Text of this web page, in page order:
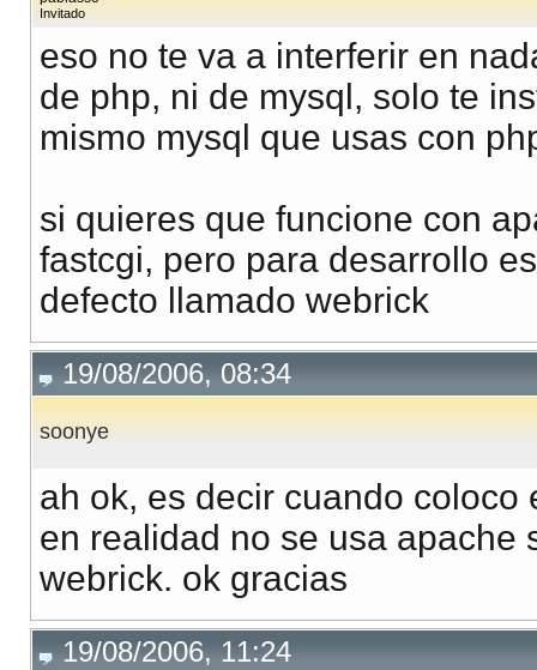
Invitado
eso no te va a interferir en
de php, ni de mysql, solo te
mismo mysql que usas con
si quieres que funcione con
fastcgi, pero para desarrollo
defecto llamado webrick
19/08/2006, 08:34
soonye
ah ok, es decir cuando
en realidad no se usa apache
webrick. ok gracias
19/08/2006, 11:24